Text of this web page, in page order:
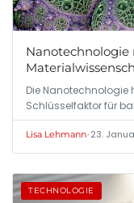
Die Nanotechnologie
Schlüsselfaktor für
Lisa Lehmann•23.
TECHNOLOGIE